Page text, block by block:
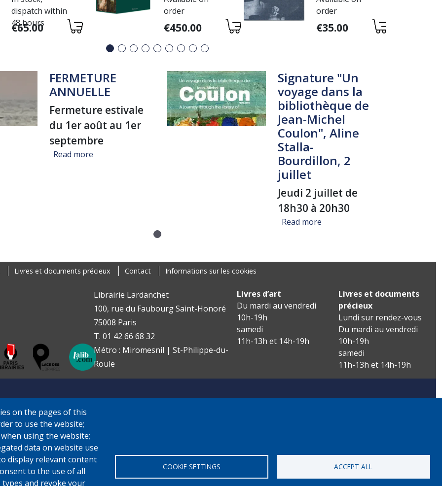
dispatch within
48 hours
Variations
€65.00
DE L'OEUVRE
PEINT
order
Variations
€450.00
CONTENUE
DANS SON
LIEU
order
Variations
€35.00
FERMETURE
ANNUELLE
Fermeture estivale
du 1er août au 1er
septembre
Read moreabout FERMETURE ANNUELLE
Signature "Un
voyage dans la
bibliothèque de
Jean-Michel
Coulon", Aline
Stalla-
Bourdillon, 2
juillet
Jeudi 2 juillet de
18h30 à 20h30
Read moreabout Signature "Un voyage
Livres et documents précieux Contact Informations sur les cookies
Librairie Lardanchet
100, rue du Faubourg Saint-Honoré
75008 Paris
T. 01 42 66 68 32
Métro : Miromesnil | St-Philippe-du-
Roule
Livres d’art
Du mardi au vendredi
10h-19h
samedi
11h-13h et 14h-19h
Livres et documents
précieux
Lundi sur rendez-vous
Du mardi au vendredi
10h-19h
samedi
11h-13h et 14h-19h
on the pages of this
to use the website;
using the website;
data on website use
display relevant content
to the use of all
types and revoke your
COOKIE SETTINGS ACCEPT ALL